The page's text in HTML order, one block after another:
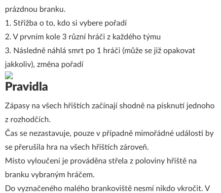
prázdnou branku.
1. Střižba o to, kdo si vybere pořadí
2. V prvním kole 3 různí hráči z každého týmu
3. Následně náhlá smrt po 1 hráči (může se již opakovat
jakkoliv), změna pořadí
Pravidla
Zápasy na všech hřištích začínají shodně na písknutí jednoho
z rozhodčích.
Čas se nezastavuje, pouze v případně mimořádné události by
se přerušila hra na všech hřištích zároveň.
Místo vyloučení je prováděna střela z poloviny hřiště na
branku vybraným hráčem.
Do vyznačeného malého brankoviště nesmí nikdo vkročit. V